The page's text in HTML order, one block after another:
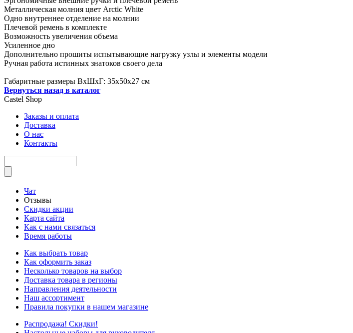
Металлическая молния цвет Arctic White
Одно внутреннее отделение на молнии
Плечевой ремень в комплекте
Возможность увеличения объема
Усиленное дно
Дополнительно прошиты испытывающие нагрузку узлы и элементы модели
Ручная работа истинных знатоков своего дела
Габаритные размеры ВхШхГ: 35х50х27 см
Вернуться назад в каталог
Castel Shop
Заказы и оплата
Доставка
О нас
Контакты
Чат
Отзывы
Скидки акции
Карта сайта
Как с нами связаться
Время работы
Как выбрать товар
Как оформить заказ
Несколько товаров на выбор
Доставка товара в регионы
Направления деятельности
Наш ассортимент
Правила покупки в нашем магазине
Распродажа! Скидки!